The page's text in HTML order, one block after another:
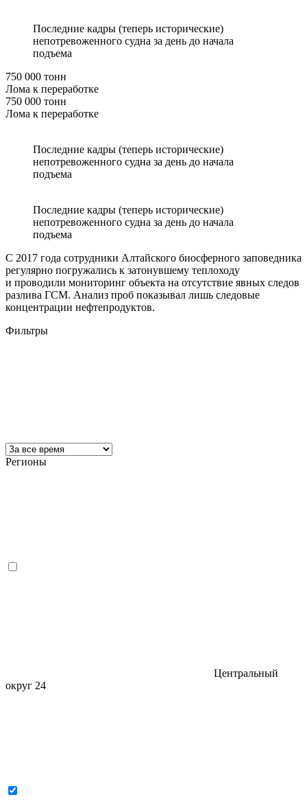
Последние кадры (теперь исторические)
непотревоженного судна за день до начала
подъема
750 000 тонн
Лома к переработке
750 000 тонн
Лома к переработке
Последние кадры (теперь исторические)
непотревоженного судна за день до начала
подъема
Последние кадры (теперь исторические)
непотревоженного судна за день до начала
подъема
С 2017 года сотрудники Алтайского биосферного заповедника
регулярно погружались к затонувшему теплоходу
и проводили мониторинг объекта на отсутствие явных следов
разлива ГСМ. Анализ проб показывал лишь следовые
концентрации нефтепродуктов.
Фильтры
Регионы
Центральный
округ 24